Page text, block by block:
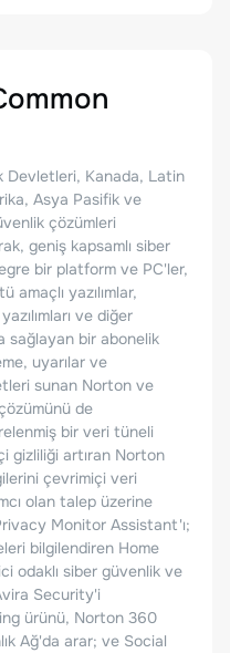
Devletleri, Kanada, Latin
Asya Pasifik ve
çözümleri
geniş kapsamlı siber
bir platform ve PC'ler,
yazılımlar,
ve diğer
sağlayan bir abonelik
uyarılar ve
sunan Norton ve
de
bir veri tüneli
gizliliği artıran Norton
çevrimiçi veri
olan talep üzerine
Monitor Assistant'ı;
bilgilendiren Home
odaklı siber güvenlik ve
Security'i
ürünü, Norton 360
Ağ'da arar; ve Social